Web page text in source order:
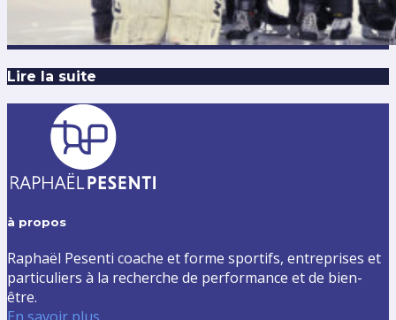
Lire la suite
à propos
Raphaël Pesenti coache et forme sportifs, entreprises et
particuliers à la recherche de performance et de bien-
être.